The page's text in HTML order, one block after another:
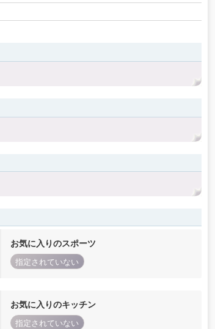
お気に入りのスポーツ
指定されていない
お気に入りのキッチン
指定されていない